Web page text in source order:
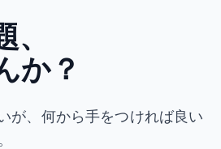
か？
が、何から手をつければ良い